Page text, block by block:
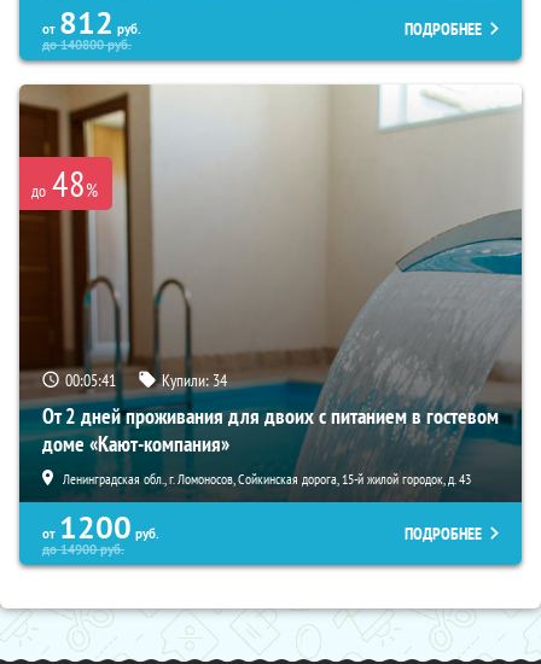
от 812 руб.
до140800руб.
ПОДРОБНЕЕ
до 48%
00:05:39 Купили:34
От 2 дней проживания для двоих с питанием в гостевом
доме «Кают-компания»
Ленинградская обл., г. Ломоносов, Сойкинская дорога, 15-й жилой городок, д. 43
от 1200 руб.
до14900руб.
ПОДРОБНЕЕ